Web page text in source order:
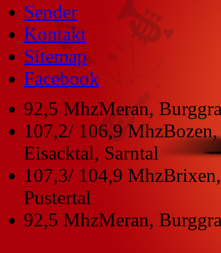
Sender
Kontakt
Sitemap
Facebook
92,5 MhzMeran,
107,2/ 106,9 Mhz
Eisacktal, Sarntal
107,3/ 104,9 Mhz
Pustertal
92,5 MhzMeran,